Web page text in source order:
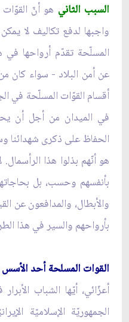
السبب الثاني هو أنّ
واجبها لدفع تكاليف لا
المسلّحة تقدّم أرواحها في
عن أمن البلاد - سواء كان
أقسام القوّات المسلّحة في
في الميدان من أجل أن
الحفاظ على ذكرى شهدائنا
هو أنّهم بذلوا هذا
بأنفسهم وحسب، بل
والأبطال، والمدافعون عن
بأرواحهم والسير في هذا
القوات المسلحة أحد الأسس
أعزّائي، أيّها الشباب
الجمهوريّة الإسلاميّة